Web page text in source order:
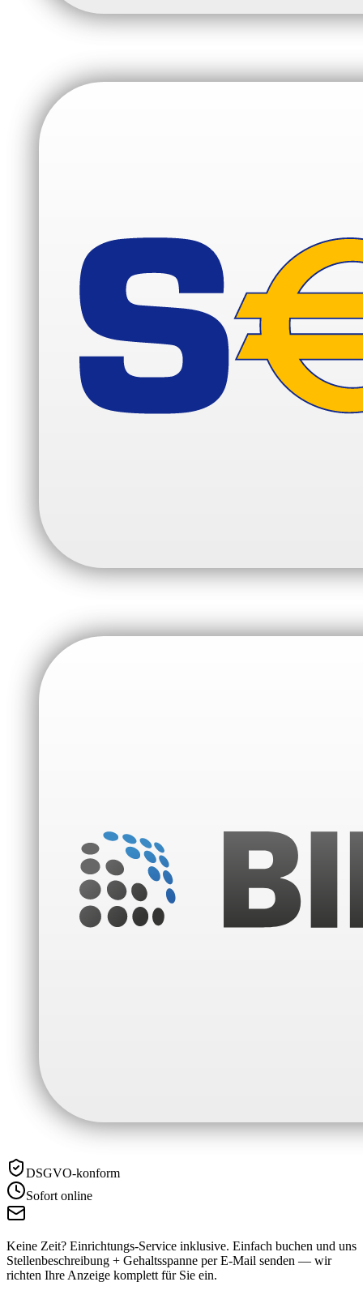
DSGVO-konform
Sofort online
Keine Zeit? Einrichtungs-Service inklusive. Einfach buchen und uns
Stellenbeschreibung + Gehaltsspanne per E-Mail senden — wir
richten Ihre Anzeige komplett für Sie ein.